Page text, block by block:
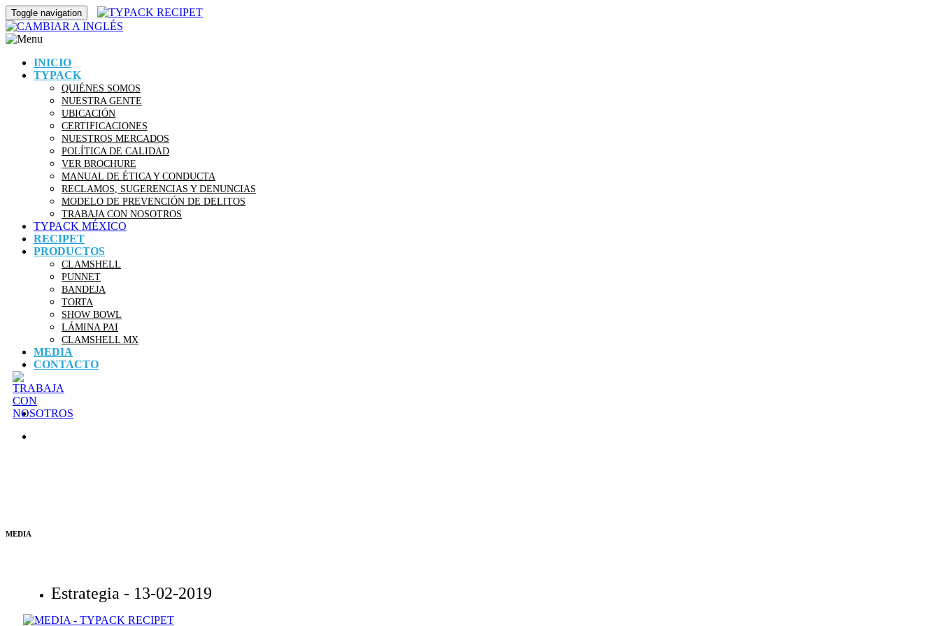
Toggle navigation
INICIO
TYPACK
QUIÉNES SOMOS
NUESTRA GENTE
UBICACIÓN
CERTIFICACIONES
NUESTROS MERCADOS
POLÍTICA DE CALIDAD
VER BROCHURE
MANUAL DE ÉTICA Y CONDUCTA
RECLAMOS, SUGERENCIAS Y DENUNCIAS
MODELO DE PREVENCIÓN DE DELITOS
TRABAJA CON NOSOTROS
TYPACK MÉXICO
RECIPET
PRODUCTOS
CLAMSHELL
PUNNET
BANDEJA
TORTA
SHOW BOWL
LÁMINA PAI
CLAMSHELL MX
MEDIA
CONTACTO
MEDIA
Estrategia - 13-02-2019